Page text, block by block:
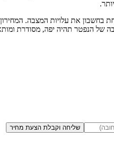
את עלויות המצבה.
של הנפטר תהיה יפה, מסודרת
שליחה וקבלת הצעת מחיר